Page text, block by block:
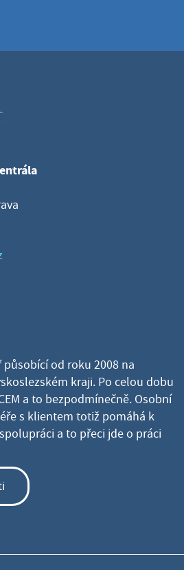
od roku 2008 na
kraji. Po celou dobu
a to bezpodmínečně. Osobní
s klientem totiž pomáhá k
a to přeci jde o práci